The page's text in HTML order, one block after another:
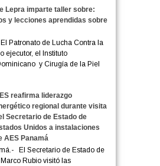
Lepra imparte taller sobre:
y lecciones aprendidas sobre
Patronato de Lucha Contra la
ejecutor, el Instituto
y Cirugía de la Piel
reafirma liderazgo
regional durante visita
Secretario de Estado de
Unidos a instalaciones
AES Panamá
El Secretario de Estado de
Rubio visitó las